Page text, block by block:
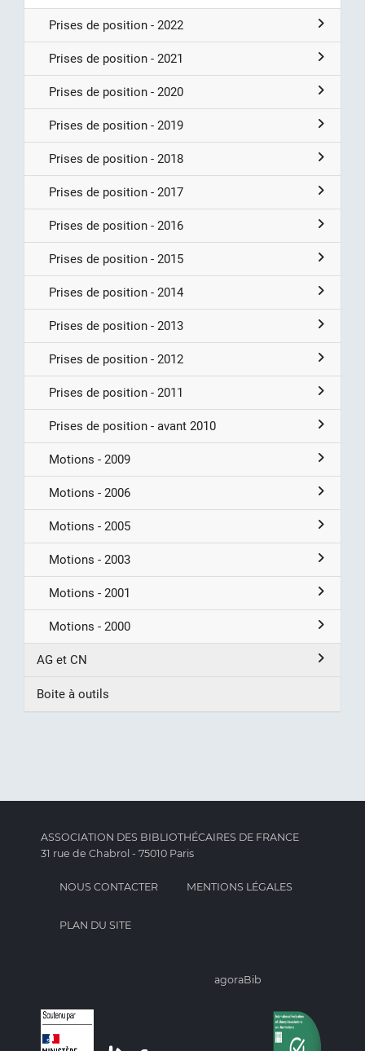
Prises de position - 2022
Prises de position - 2021
Prises de position - 2020
Prises de position - 2019
Prises de position - 2018
Prises de position - 2017
Prises de position - 2016
Prises de position - 2015
Prises de position - 2014
Prises de position - 2013
Prises de position - 2012
Prises de position - 2011
Prises de position - avant 2010
Motions - 2009
Motions - 2006
Motions - 2005
Motions - 2003
Motions - 2001
Motions - 2000
AG et CN
Boite à outils
ASSOCIATION DES BIBLIOTHÉCAIRES DE FRANCE
31 rue de Chabrol - 75010 Paris
NOUS CONTACTER MENTIONS LÉGALES
PLAN DU SITE
agoraBib